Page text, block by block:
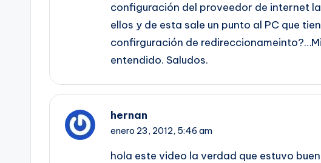
configuración del proveedor de internet
ellos y de esta sale un punto al PC que
confirguración de
entendido. Saludos.
hernan
enero 23, 2012, 5:46 am
hola este video la verdad que estuvo